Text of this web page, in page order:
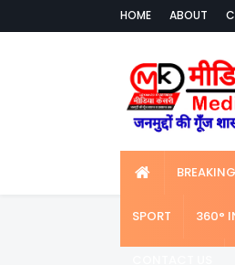
HOME ABOUT
SPORT 360°